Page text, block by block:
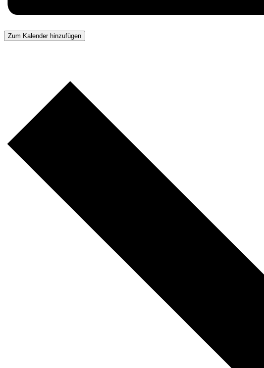
Zum Kalender hinzufügen